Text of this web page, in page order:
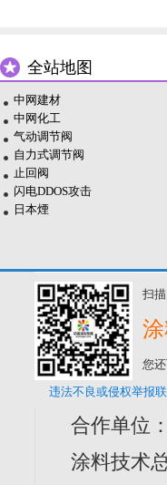
全站地图
中网建材
中网化工
气动调节阀
自力式调节阀
止回阀
闪电DDOS攻击
日本煙
扫
您
违法不良或侵权举报
合作单位
涂料技术